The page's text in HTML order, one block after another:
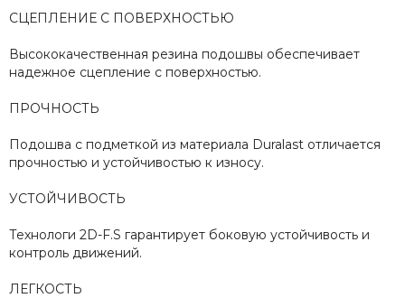
СЦЕПЛЕНИЕ С ПОВЕРХНОСТЬЮ
Высококачественная резина подошвы обеспечивает
надежное сцепление с поверхностью.
ПРОЧНОСТЬ
Подошва с подметкой из материала Duralast отличается
прочностью и устойчивостью к износу.
УСТОЙЧИВОСТЬ
Технологи 2D-F.S гарантирует боковую устойчивость и
контроль движений.
ЛЕГКОСТЬ